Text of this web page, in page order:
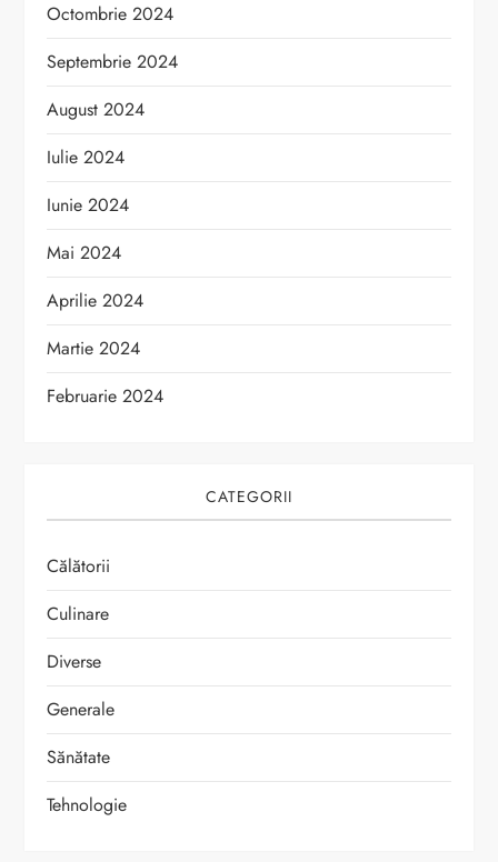
Octombrie 2024
Septembrie 2024
August 2024
Iulie 2024
Iunie 2024
Mai 2024
Aprilie 2024
Martie 2024
Februarie 2024
CATEGORII
Călătorii
Culinare
Diverse
Generale
Sănătate
Tehnologie